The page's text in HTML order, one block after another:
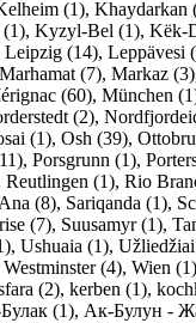
(1), Khaydarkan
, Kyzyl-Bel (1), Këk-
Leipzig (14), Leppävesi
Marhamat (7), Markaz (3)
(60), München
(2),
(1), Osh (39),
, Porsgrunn (1),
Reutlingen (1), Rio
(8), Sariqanda (1),
(7), Suusamyr (1),
, Ushuaia (1),
Westminster (4), Wien (1)
(2), kerben (1),
(1), Ак-Булун -